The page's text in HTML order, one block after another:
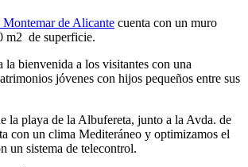
de Alicante cuenta con un muro
m2 de superficie.
la bienvenida a los visitantes con una
jóvenes con hijos pequeños entre sus
la playa de la Albufereta, junto a la Avda. de
con un clima Mediteráneo y optimizamos el
un sistema de telecontrol.